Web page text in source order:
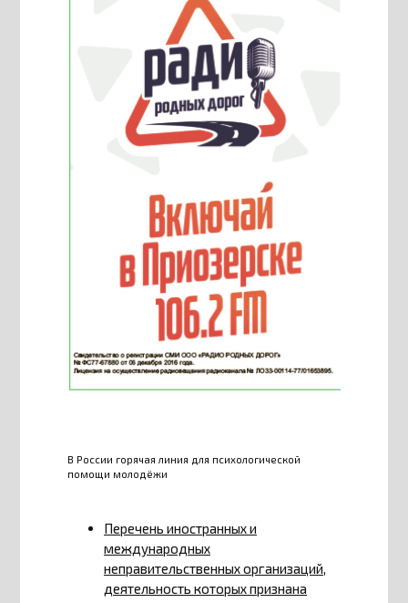
В России горячая линия для психологической
помощи молодёжи
Перечень иностранных и
международных
неправительственных организаций,
деятельность которых признана